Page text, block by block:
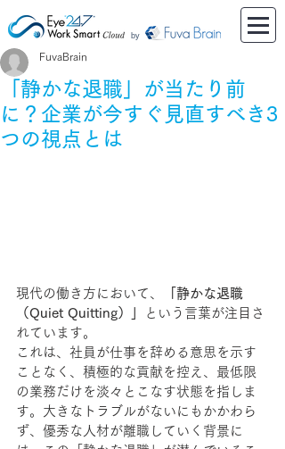
by
「静かな退職」が当たり前
に？企業が今すぐ見直すべき3
つの視点とは
FuvaBrain
現代の働き方において、
「静かな退職
（Quiet Quitting）」
という言葉が注目さ
れています。
これは、社員が仕事を辞める意思を示す
ことなく、積極的な貢献を控え、最低限
の業務だけを淡々とこなす状態を指しま
す。大きなトラブルがないにもかかわら
ず、優秀な人材が離職していく背景に